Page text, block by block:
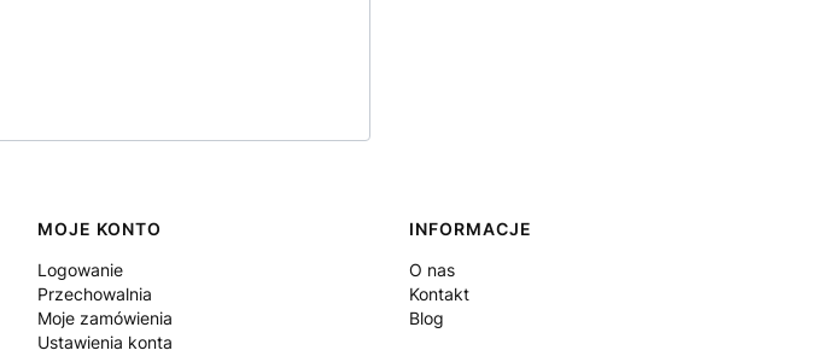
MOJE KONTO
Logowanie
Przechowalnia
Moje zamówienia
Ustawienia konta
INFORMACJE
O nas
Kontakt
Blog